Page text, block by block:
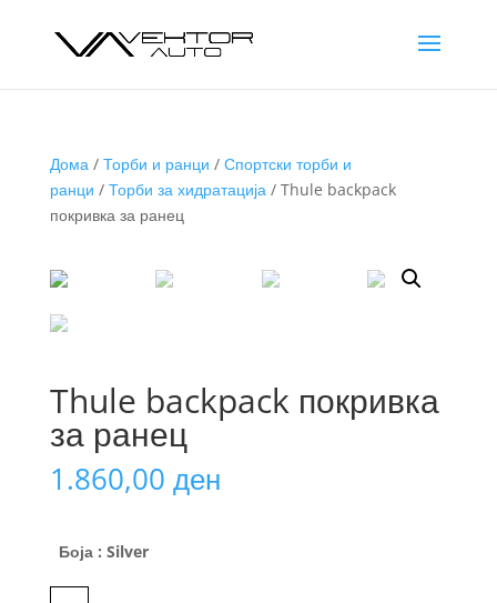
Дома/ Торби и ранци / Спортски торби и
ранци / Торби за хидратација/ Thule backpack
покривка за ранец
Thule backpack покривка
за ранец
1.860,00 ден
Боја : Silver